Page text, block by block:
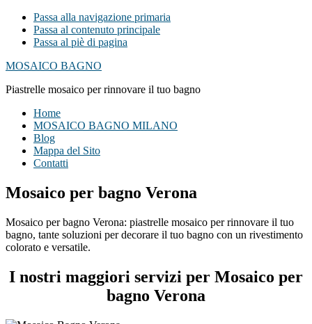
Passa alla navigazione primaria
Passa al contenuto principale
Passa al piè di pagina
MOSAICO BAGNO
Piastrelle mosaico per rinnovare il tuo bagno
Home
MOSAICO BAGNO MILANO
Blog
Mappa del Sito
Contatti
Mosaico per bagno Verona
Mosaico per bagno Verona: piastrelle mosaico per rinnovare il tuo
bagno, tante soluzioni per decorare il tuo bagno con un rivestimento
colorato e versatile.
I nostri maggiori servizi per Mosaico per
bagno Verona